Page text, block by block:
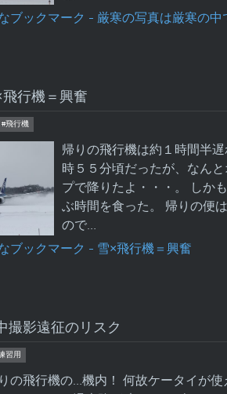
飛行機＝興奮
#飛行機
帰りの飛行機は約１時間半
時５５分頃だったが、なん
プで降りたよ・・・。 しか
ぶ時間を食った。 帰りの便
ので…
撮影遠征のリスク
習用
の飛行機の…機内！ 何故ケータイが